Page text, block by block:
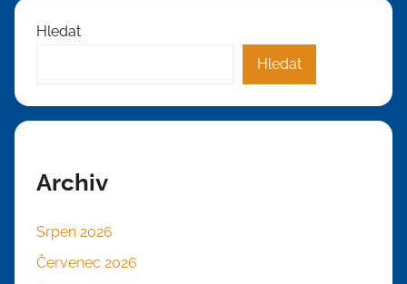
Hledat
Hledat
Archiv
Srpen 2026
Červenec 2026